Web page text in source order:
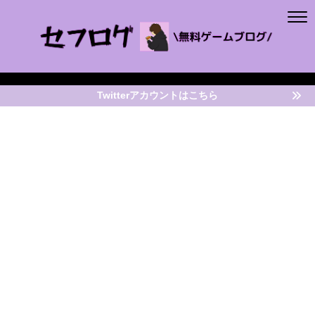
Twitterアカウントはこちら